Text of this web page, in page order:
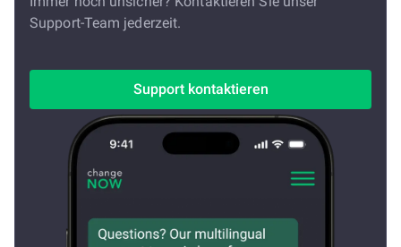
Support-Team jederzeit.
Support kontaktieren